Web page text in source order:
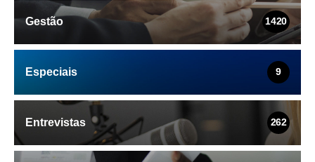
Gestão 1420
Especiais 9
Entrevistas 262